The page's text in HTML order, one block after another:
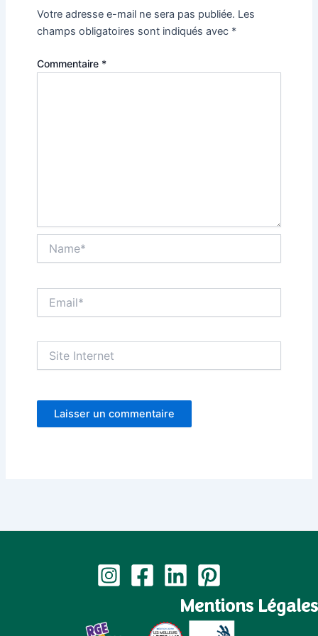
Votre adresse e-mail ne sera pas publiée. Les
champs obligatoires sont indiqués avec *
Commentaire *
Internet
Mentions Légales